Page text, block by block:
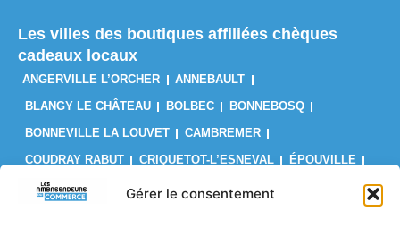
Gérer le consentement
Les villes des boutiques affiliées chèques
cadeaux locaux
ANGERVILLE L’ORCHER
ANNEBAULT
BLANGY LE CHÂTEAU
BOLBEC
BONNEBOSQ
BONNEVILLE LA LOUVET
CAMBREMER
COUDRAY RABUT
CRIQUETOT-L’ESNEVAL
ÉPOUVILLE
FÉCAMP
FIRFOL GAINNEVILLE
GODERVILLE